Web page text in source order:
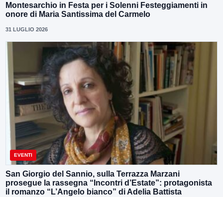
Montesarchio in Festa per i Solenni Festeggiamenti in
onore di Maria Santissima del Carmelo
31 LUGLIO 2026
EVENTI
San Giorgio del Sannio, sulla Terrazza Marzani
prosegue la rassegna “Incontri d’Estate”: protagonista
il romanzo “L’Angelo bianco” di Adelia Battista